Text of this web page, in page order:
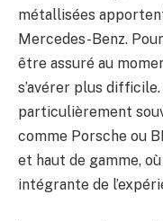
métallisées
Mercedes-Benz.
être assuré au
s’avérer plus
particulièrement
comme Porsche ou
et haut de gamme,
intégrante de